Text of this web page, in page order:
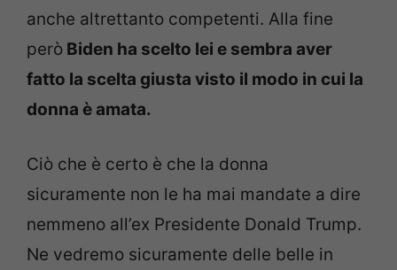
anche altrettanto competenti. Alla fine
però Biden ha scelto lei e sembra aver
fatto la scelta giusta visto il modo in cui la
donna è amata.
Ciò che è certo è che la donna
sicuramente non le ha mai mandate a dire
nemmeno all’ex Presidente Donald Trump.
Ne vedremo sicuramente delle belle in